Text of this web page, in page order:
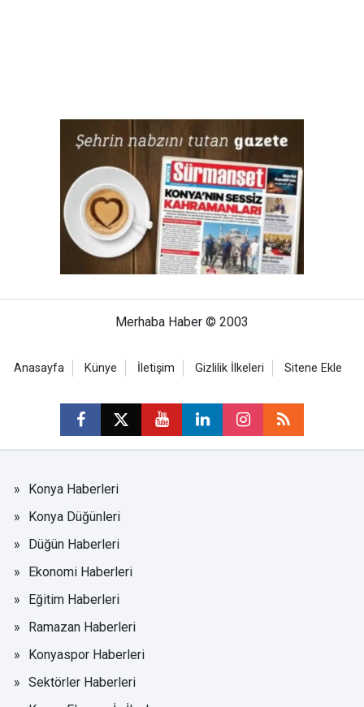
Merhaba Haber © 2003
Anasayfa Künye İletişim Gizlilik İlkeleri Sitene Ekle
Konya Haberleri
Konya Düğünleri
Düğün Haberleri
Ekonomi Haberleri
Eğitim Haberleri
Ramazan Haberleri
Konyaspor Haberleri
Sektörler Haberleri